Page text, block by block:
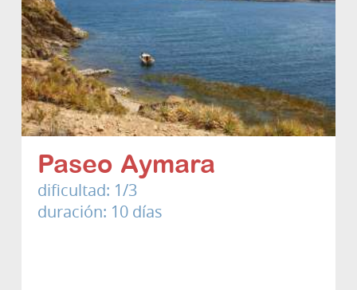
Paseo Aymara
dificultad: 1/3
duración: 10 días